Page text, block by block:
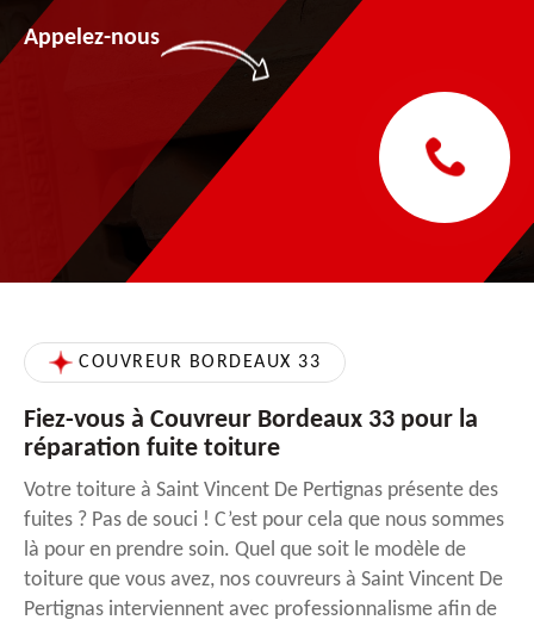
Appelez-nous
COUVREUR BORDEAUX 33
Fiez-vous à Couvreur Bordeaux 33 pour la
réparation fuite toiture
Votre toiture à Saint Vincent De Pertignas présente des
fuites ? Pas de souci ! C’est pour cela que nous sommes
là pour en prendre soin. Quel que soit le modèle de
toiture que vous avez, nos couvreurs à Saint Vincent De
Pertignas interviennent avec professionnalisme afin de